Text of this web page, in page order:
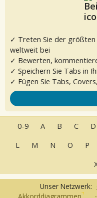
✓ Treten Sie der größten
weltweit bei
✓ Bewerten,
✓ Speichern Sie Tabs in
✓ Fügen Sie Tabs,
0-9 A B C D
L
M N O P
Unser Netzwerk: